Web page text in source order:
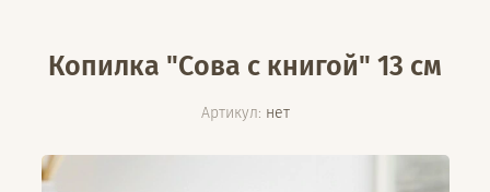
Копилка "Сова с книгой" 13 см
Артикул: нет